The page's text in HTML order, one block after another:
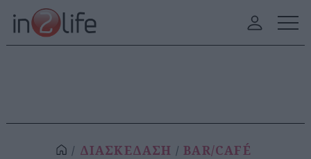
ΔΙΑΣΚΕΔΑΣΗ BAR/CAFÉ